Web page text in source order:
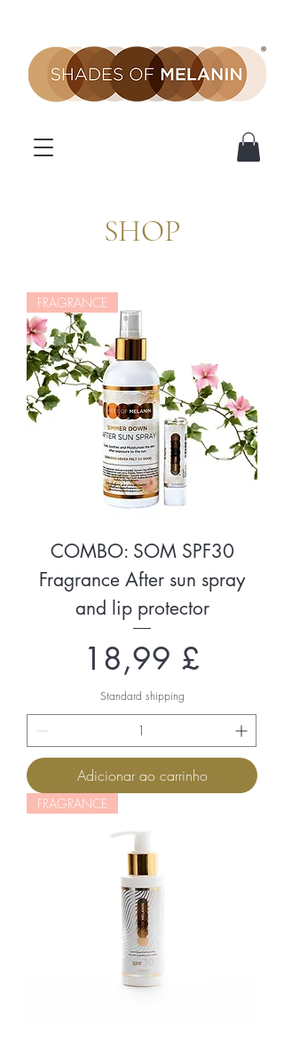
SHOP
FRAGRANCE
COMBO: SOM SPF30
Fragrance After sun spray
and lip protector
Preço
18,99 £
Standard shipping
Adicionar ao carrinho
FRAGRANCE